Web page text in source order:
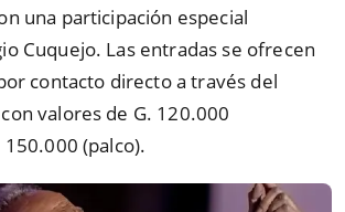
una participación especial
Cuquejo. Las entradas se ofrecen
contacto directo a través del
valores de G. 120.000
(palco).